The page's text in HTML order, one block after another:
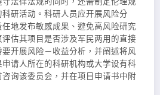
研活动。科研人员应开展风险分
地发布敏感成果、避免高风险研究
估其项目是否涉及军民两用的直接
开展风险－收益分析，并阐述将风
请人所在的科研机构或大学设有科
询该委员会，并在项目申请书中附